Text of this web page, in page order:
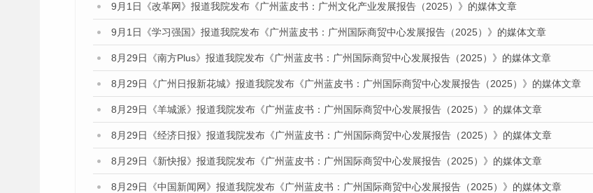
9月1日《改革网》报道我院发布《广州蓝皮书：广州文化产业发展报告（2025）》的媒体文章
9月1日《学习强国》报道我院发布《广州蓝皮书：广州国际商贸中心发展报告（2025）》的媒体文章
8月29日《南方Plus》报道我院发布《广州蓝皮书：广州国际商贸中心发展报告（2025）》的媒体文章
8月29日《广州日报新花城》报道我院发布《广州蓝皮书：广州国际商贸中心发展报告（2025）》的媒体文章
8月29日《羊城派》报道我院发布《广州蓝皮书：广州国际商贸中心发展报告（2025）》的媒体文章
8月29日《经济日报》报道我院发布《广州蓝皮书：广州国际商贸中心发展报告（2025）》的媒体文章
8月29日《新快报》报道我院发布《广州蓝皮书：广州国际商贸中心发展报告（2025）》的媒体文章
8月29日《中国新闻网》报道我院发布《广州蓝皮书：广州国际商贸中心发展报告（2025）》的媒体文章